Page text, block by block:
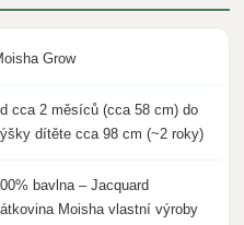
Grow
cca 2 měsíců (cca 58 cm) do
dítěte cca 98 cm (~2 roky)
bavlna – Jacquard
Moisha vlastní výroby